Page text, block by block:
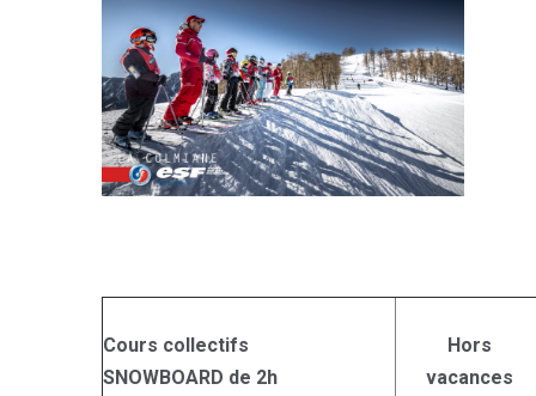
Cours collectifs
SNOWBOARD de 2h
Hors
vacances